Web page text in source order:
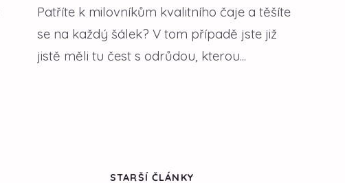
Patříte k milovníkům kvalitního čaje a těšíte
se na každý šálek? V tom případě jste již
jistě měli tu čest s odrůdou, kterou...
STARŠÍ ČLÁNKY